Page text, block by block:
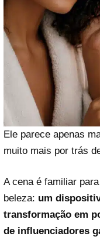
Ele parece apenas
muito mais por trás
A cena é familiar
beleza: um
transformação em
de influenciadores